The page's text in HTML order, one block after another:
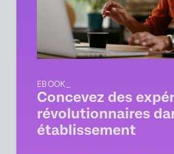
EBOOK_
Concevez des
révolutionnaires
établissement